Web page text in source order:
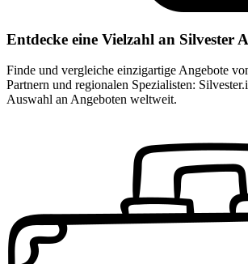
Entdecke eine Vielzahl an Silvester
Finde und vergleiche einzigartige Angebote
Partnern und regionalen Spezialisten:
Auswahl an Angeboten weltweit.